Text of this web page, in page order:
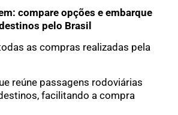
compare opções e embarque
pelo Brasil
as compras realizadas pela
reúne passagens rodoviárias
facilitando a compra